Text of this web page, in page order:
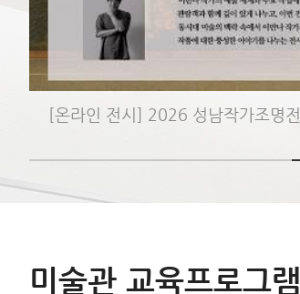
미술관 교육프로그램